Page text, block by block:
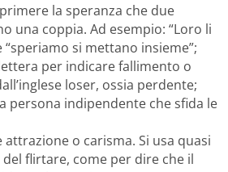
la speranza che due
una coppia. Ad esempio: “Loro li
si mettano insieme”;
per indicare fallimento o
loser, ossia perdente;
persona indipendente che sfida le
o carisma. Si usa quasi
del flirtare, come per dire che il